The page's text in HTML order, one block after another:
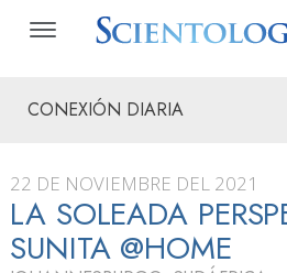
CONEXIÓN DIARIA
22 DE NOVIEMBRE DEL 2021
LA SOLEADA
SUNITA @HOME